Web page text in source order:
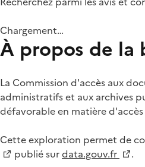
Chargement…
À propos de la
La Commission d'accès aux
administratifs et aux archives
défavorable en matière
Cette exploration permet de
publié surdata.gouv.fr .